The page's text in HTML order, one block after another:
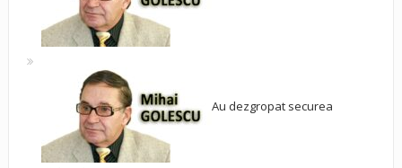
Au dezgropat securea